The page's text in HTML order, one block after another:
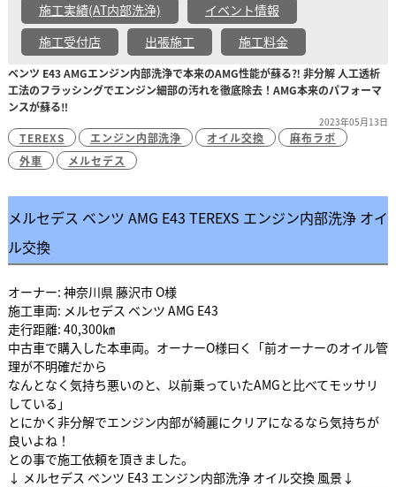
施工実績(AT内部洗浄)
イベント情報
施工受付店
出張施工 施工料金
ベンツ E43 AMGエンジン内部洗浄で本来のAMG性能が蘇る⁈ 非分解 人工透析
工法のフラッシングでエンジン細部の汚れを徹底除去！AMG本来のパフォーマ
ンスが蘇る‼
2023年05月13日
TEREXS エンジン内部洗浄 オイル交換
麻布ラボ
外車
メルセデス
メルセデス ベンツ AMG E43 TEREXS エンジン内部洗浄 オイ
ル交換
オーナー: 神奈川県 藤沢市 O様
施工車両: メルセデス ベンツ AMG E43
走行距離: 40,300㎞
中古車で購入した本車両。オーナーO様曰く「前オーナーのオイル管
理が不明確だから
なんとなく気持ち悪いのと、以前乗っていたAMGと比べてモッサリ
している」
とにかく非分解でエンジン内部が綺麗にクリアになるなら気持ちが
良いよね！
との事で施工依頼を頂きました。
↓ メルセデス ベンツ E43 エンジン内部洗浄 オイル交換 風景↓